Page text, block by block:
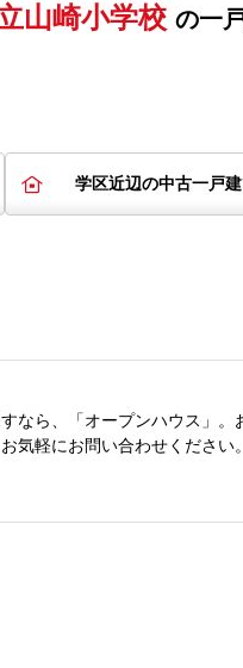
山崎小学校 の一
学区近辺の中古一戸
なら、「オープンハウス」。
気軽にお問い合わせください。